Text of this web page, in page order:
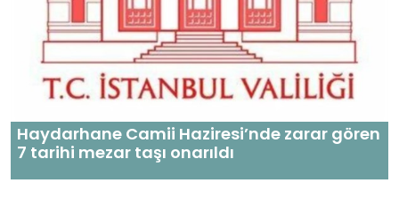
Haydarhane Camii Haziresi’nde zarar gören
7 tarihi mezar taşı onarıldı